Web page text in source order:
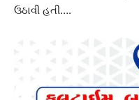
ઉઠાવી હતી….